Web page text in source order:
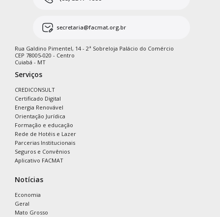
secretaria@facmat.org.br
Rua Galdino Pimentel, 14 - 2ª Sobreloja Palácio do Comércio
CEP 78005-020 - Centro
Cuiabá - MT
Serviços
CREDICONSULT
Certificado Digital
Energia Renovável
Orientação Jurídica
Formação e educação
Rede de Hotéis e Lazer
Parcerias Institucionais
Seguros e Convênios
Aplicativo FACMAT
Notícias
Economia
Geral
Mato Grosso